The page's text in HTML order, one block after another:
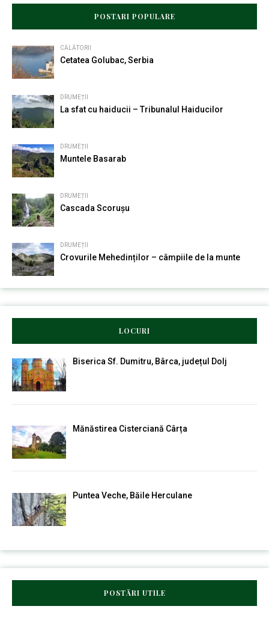
POSTARI POPULARE
CĂLĂTORII
Cetatea Golubac, Serbia
DRUMEȚII
La sfat cu haiducii – Tribunalul Haiducilor
DRUMEȚII
Muntele Basarab
DRUMEȚII
Cascada Scorușu
DRUMEȚII
Crovurile Mehedinților – câmpiile de la munte
LOCURI
Biserica Sf. Dumitru, Bârca, județul Dolj
Mănăstirea Cisterciană Cârța
Puntea Veche, Băile Herculane
POSTĂRI UTILE